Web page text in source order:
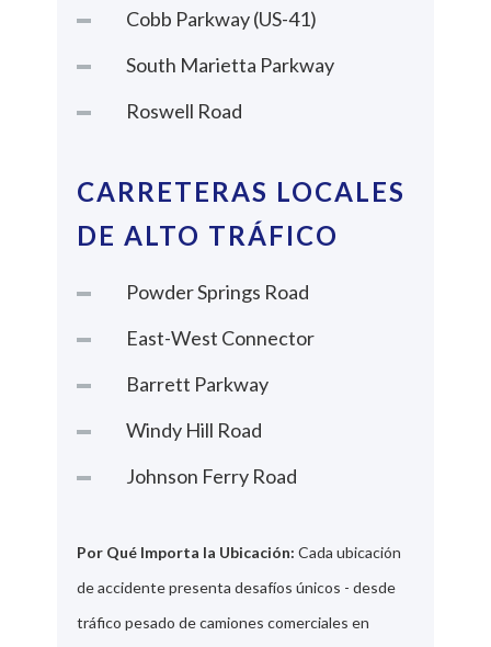
Cobb Parkway (US-41)
South Marietta Parkway
Roswell Road
CARRETERAS LOCALES
DE ALTO TRÁFICO
Powder Springs Road
East-West Connector
Barrett Parkway
Windy Hill Road
Johnson Ferry Road
Por Qué Importa la Ubicación: Cada ubicación
de accidente presenta desafíos únicos - desde
tráfico pesado de camiones comerciales en